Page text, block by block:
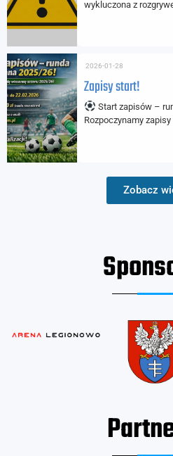
wykluczona z
Zapisy start!
2026-01-28
Start zapisów –
Rozpoczynamy zapisy
Zobacz